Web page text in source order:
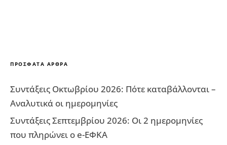
ΠΡΌΣΦΑΤΑ ΆΡΘΡΑ
Συντάξεις Οκτωβρίου 2026: Πότε καταβάλλονται –
Αναλυτικά οι ημερομηνίες
Συντάξεις Σεπτεμβρίου 2026: Οι 2 ημερομηνίες
που πληρώνει ο e-ΕΦΚΑ